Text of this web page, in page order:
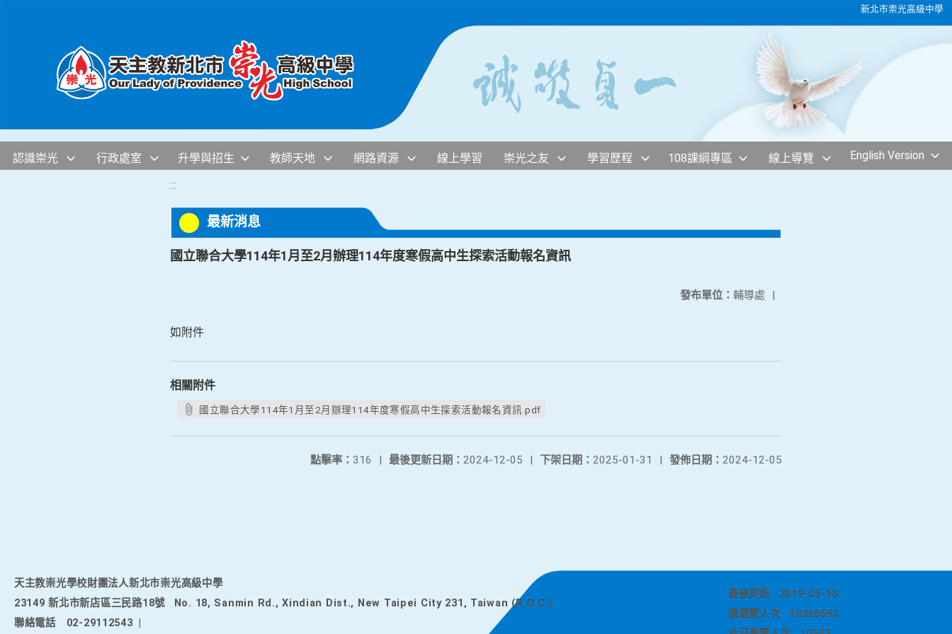
新北市崇光高級中學
認識崇光 行政處室 升學與招生 教師天地 網路資源 線上學習 崇光之友 學習歷程 108課綱專區 線上導覽 English Version
:::
最新消息
國立聯合大學114年1月至2月辦理114年度寒假高中生探索活動報名資訊
發布單位： 輔導處 |
如附件
相關附件
國立聯合大學114年1月至2月辦理114年度寒假高中生探索活動報名資訊.pdf
發佈日期： 2024-12-05
下架日期： 2025-01-31 |
最後更新日期： 2024-12-05 |
點擊率： 316 |
天主教崇光學校財團法人新北市崇光高級中學
23149 新北市新店區三民路18號
No. 18, Sanmin Rd., Xindian Dist., New Taipei City 231, Taiwan (R.O.C.)
聯絡電話
02-29112543
最後更新
2019-05-15
總瀏覽人次
10365563